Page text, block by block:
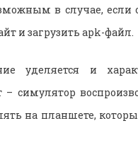
в случае,
и загрузить apk-файл.
уделяется и
симулятор
на планшете,